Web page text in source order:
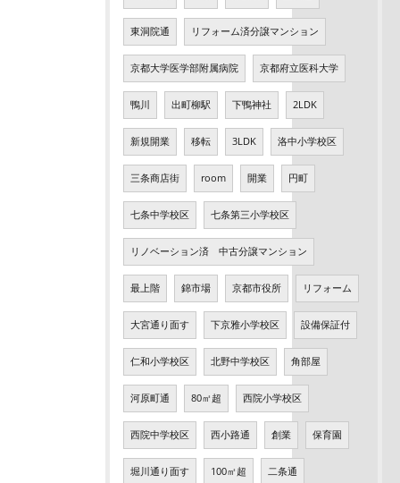
東洞院通 リフォーム済分譲マンション
京都大学医学部附属病院 京都府立医科大学
鴨川 出町柳駅 下鴨神社 2LDK
新規開業 移転 3LDK 洛中小学校区
三条商店街 room 開業 円町
七条中学校区 七条第三小学校区
リノベーション済 中古分譲マンション
最上階 錦市場 京都市役所 リフォーム
大宮通り面す 下京雅小学校区 設備保証付
仁和小学校区 北野中学校区 角部屋
河原町通 80㎡超 西院小学校区
西院中学校区 西小路通 創業 保育園
堀川通り面す 100㎡超 二条通